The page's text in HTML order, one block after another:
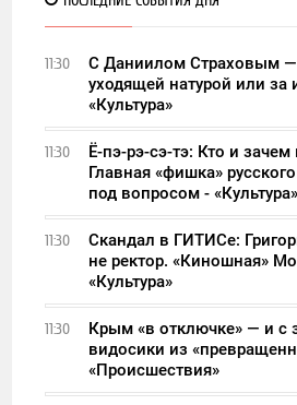
11:30
С Даниилом Страховым —
уходящей натурой или за
«Культура»
11:30
Ё-пэ-рэ-сэ-тэ: Кто и зачем
Главная «фишка»
под вопросом - «Культура»
11:30
Скандал в ГИТИСе:
не ректор. «Киношная»
«Культура»
11:30
Крым «в отключке» — и с
видосики из
«Происшествия»